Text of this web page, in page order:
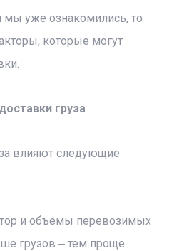
мы уже ознакомились, то
которые могут
груза
влияют следующие
и объемы перевозимых
грузов ‒ тем проще